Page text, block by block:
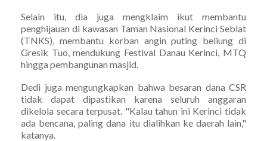
Selain itu, dia juga mengklaim ikut membantu
penghijauan di kawasan Taman Nasional Kerinci Seblat
(TNKS), membantu korban angin puting beliung di
Gresik Tuo, mendukung Festival Danau Kerinci, MTQ
hingga pembangunan masjid.
Dedi juga mengungkapkan bahwa besaran dana CSR
tidak dapat dipastikan karena seluruh anggaran
dikelola secara terpusat. "Kalau tahun ini Kerinci tidak
ada bencana, paling dana itu dialihkan ke daerah lain,"
katanya.